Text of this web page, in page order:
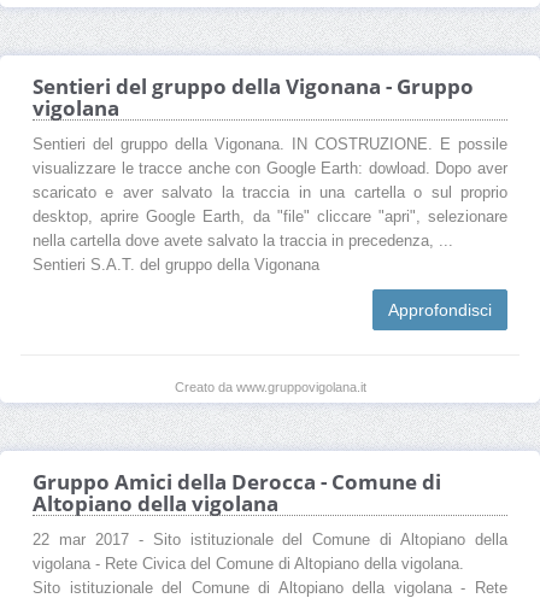
Sentieri del gruppo della Vigonana - Gruppo
vigolana
Sentieri del gruppo della Vigonana. IN COSTRUZIONE. E possile
visualizzare le tracce anche con Google Earth: dowload. Dopo aver
scaricato e aver salvato la traccia in una cartella o sul proprio
desktop, aprire Google Earth, da "file" cliccare "apri", selezionare
nella cartella dove avete salvato la traccia in precedenza, ...
Sentieri S.A.T. del gruppo della Vigonana
Approfondisci
Creato da www.gruppovigolana.it
Gruppo Amici della Derocca - Comune di
Altopiano della vigolana
22 mar 2017 - Sito istituzionale del Comune di Altopiano della
vigolana - Rete Civica del Comune di Altopiano della vigolana.
Sito istituzionale del Comune di Altopiano della vigolana - Rete